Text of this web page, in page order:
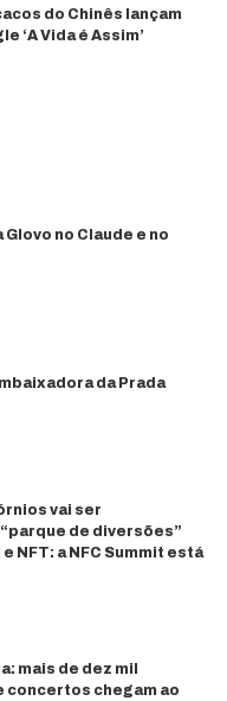
do Chinês lançam
‘A Vida é Assim’
no Claude e no
da Prada
vai ser
de diversões”
NFT: a NFC Summit está
mais de dez mil
concertos chegam ao